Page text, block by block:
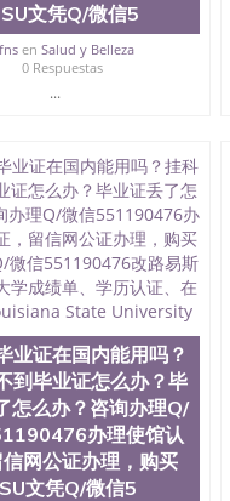
文凭Q/微信5
en Salud y Belleza
0 Respuestas
...
业证在国内能用吗？
到毕业证怎么办？毕
怎么办？咨询办理Q/
办理使馆认
网公证办理，购买
文凭Q/微信5